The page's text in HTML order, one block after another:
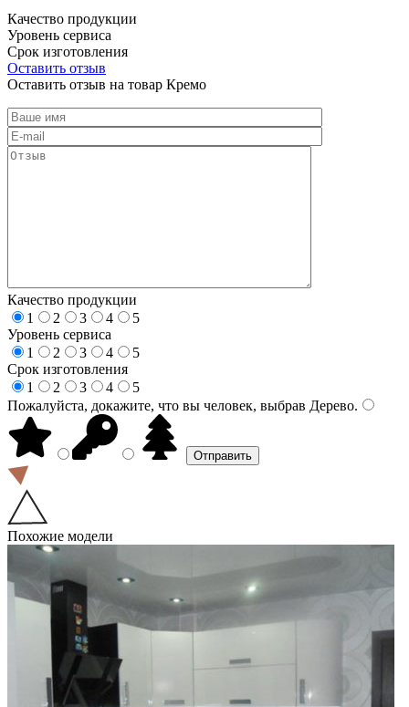
Качество продукции
Уровень сервиса
Срок изготовления
Оставить отзыв
Оставить отзыв на товар Кремо
Качество продукции
1
2 3 4
5
Уровень сервиса
1
2 3 4
5
Срок изготовления
1
2 3 4
5
Пожалуйста, докажите, что вы человек, выбрав Дерево.
Похожие модели